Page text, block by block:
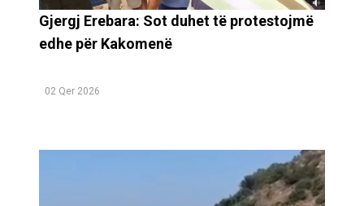
Gjergj Erebara: Sot duhet të protestojmë
edhe për Kakomenë
02 Qer 2026